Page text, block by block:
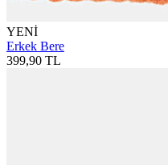
YENİ
Erkek Bere
399,90 TL